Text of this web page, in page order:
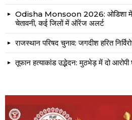
Odisha Monsoon 2026: ओडिशा में 1
चेतावनी, कई जिलों में ऑरेंज अलर्ट
राजस्थान परिषद चुनाव: जगदीश हरित
तूफान हत्याकांड उद्भेदन: मुठभेड़ में दो आरोपी